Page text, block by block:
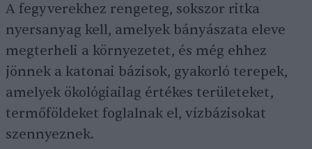
A fegyverekhez rengeteg, sokszor ritka
nyersanyag kell, amelyek bányászata eleve
megterheli a környezetet, és még ehhez
jönnek a katonai bázisok, gyakorló terepek,
amelyek ökológiailag értékes területeket,
termőföldeket foglalnak el, vízbázisokat
szennyeznek.